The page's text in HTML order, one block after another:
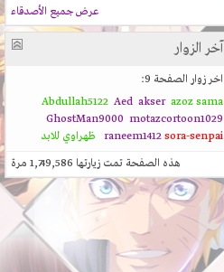
عرض جميع الأصدقاء
آخر الزوار
اخر زوار الصفحة 9:
Abdullah5122
Aed akser
azoz sama
GhostMan9000
motazcortoon1029
raneem1412 sora-senpai
ظهراوي للابد
هذه الصفحة تمت زيارتها1,749,586مرة